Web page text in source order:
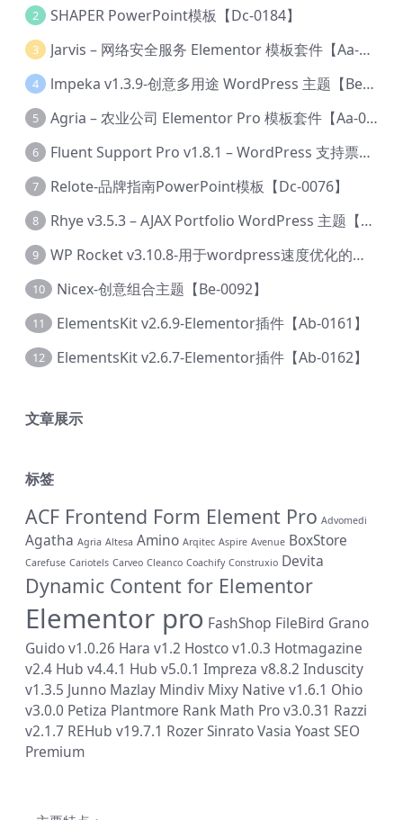
2 SHAPER PowerPoint模板【Dc-0184】
3 Jarvis – 网络安全服务 Elementor 模板套件【Aa-0035】
4 lmpeka v1.3.9-创意多用途 WordPress 主题【Be-0064】
5 Agria – 农业公司 Elementor Pro 模板套件【Aa-0003】
6 Fluent Support Pro v1.8.1 – WordPress 支持票务系统【Cc-0041】
7 Relote-品牌指南PowerPoint模板【Dc-0076】
8 Rhye v3.5.3 – AJAX Portfolio WordPress 主题【Bi-0049】
9 WP Rocket v3.10.8-用于wordpress速度优化的缓存加速插件【Cd-0019】
10 Nicex-创意组合主题【Be-0092】
11 ElementsKit v2.6.9-Elementor插件【Ab-0161】
12 ElementsKit v2.6.7-Elementor插件【Ab-0162】
文章展示
标签
ACF Frontend Form Element Pro Advomedi
Agatha Agria Altesa Amino Arqitec Aspire Avenue BoxStore
Carefuse Cariotels Carveo Cleanco Coachify Construxio Devita
Dynamic Content for Elementor
Elementor pro FashShop FileBird Grano
Guido v1.0.26 Hara v1.2 Hostco v1.0.3 Hotmagazine
v2.4 Hub v4.4.1 Hub v5.0.1 Impreza v8.8.2 Induscity
v1.3.5 Junno Mazlay Mindiv Mixy Native v1.6.1 Ohio
v3.0.0 Petiza Plantmore Rank Math Pro v3.0.31 Razzi
v2.1.7 REHub v19.7.1 RozerSinratoVasia Yoast SEO
Premium